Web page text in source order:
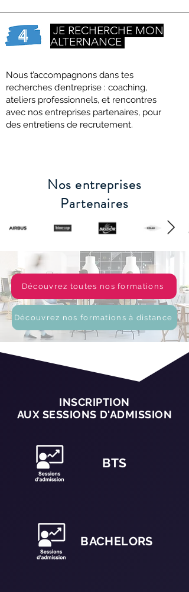
JE RECHERCHE MON
ALTERNANCE
Nous t’accompagnons dans tes
recherches d’entreprise : coaching,
ateliers professionnels, et rencontres
avec nos entreprises partenaires, pour
des entretiens de recrutement.
Nos entreprises
Partenaires
Découvrez toutes nos formations
Découvrez nos formations à distance
INSCRIPTION
AUX SESSIONS D'ADMISSION
BTS
BACHELORS